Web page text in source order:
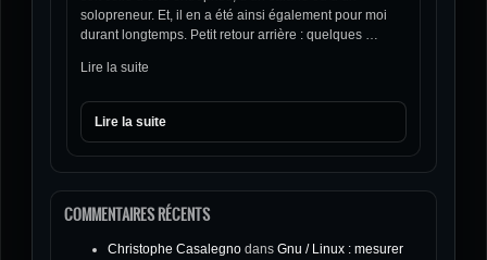
solopreneur. Et, il en a été ainsi également pour moi
durant longtemps. Petit retour arrière : quelques …
Lire la suite
Lire la suite
COMMENTAIRES RÉCENTS
Christophe Casalegno dans Gnu / Linux : mesurer